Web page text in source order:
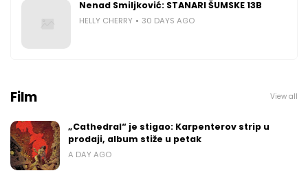
Nenad Smiljković: STANARI ŠUMSKE 13B
HELLY CHERRY 30 DAYS AGO
Film View all
„Cathedral“ je stigao: Karpenterov strip u
prodaji, album stiže u petak
A DAY AGO